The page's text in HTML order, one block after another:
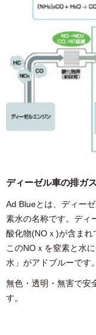
ディーゼル車の排ガ
Ad Blueとは、ディー
素水の名称です。ディ
酸化物(NOｘ)が含まれ
このNOｘを窒素と水
水」がアドブルーです。
無色・透明・無害で安
す。